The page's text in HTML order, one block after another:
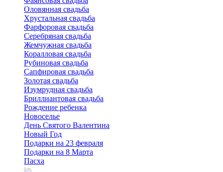
Оловянная свадьба
Хрустальная свадьба
Фарфоровая свадьба
Серебряная свадьба
Жемчужная свадьба
Коралловая свадьба
Рубиновая свадьба
Сапфировая свадьба
Золотая свадьба
Изумрудная свадьба
Бриллиантовая свадьба
Рождение ребенка
Новоселье
День Святого Валентина
Новый Год
Подарки на 23 февраля
Подарки на 8 Марта
Пасха